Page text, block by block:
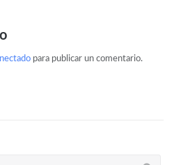
para publicar un comentario.